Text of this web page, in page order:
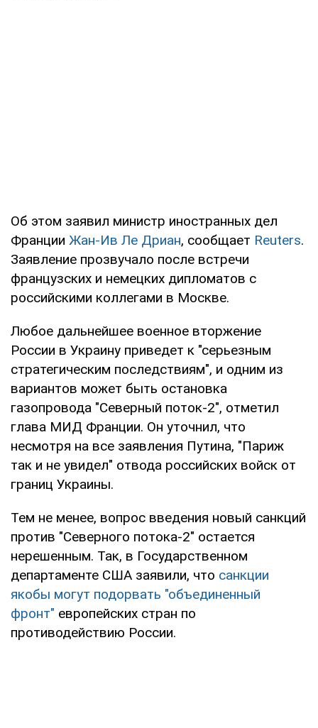
Об этом заявил министр иностранных дел
Франции Жан-Ив Ле Дриан, сообщает Reuters.
Заявление прозвучало после встречи
французских и немецких дипломатов с
российскими коллегами в Москве.
Любое дальнейшее военное вторжение
России в Украину приведет к "серьезным
стратегическим последствиям", и одним из
вариантов может быть остановка
газопровода "Северный поток-2", отметил
глава МИД Франции. Он уточнил, что
несмотря на все заявления Путина, "Париж
так и не увидел" отвода российских войск от
границ Украины.
Тем не менее, вопрос введения новый санкций
против "Северного потока-2" остается
нерешенным. Так, в Государственном
департаменте США заявили, что санкции
якобы могут подорвать "объединенный
фронт" европейских стран по
противодействию России.